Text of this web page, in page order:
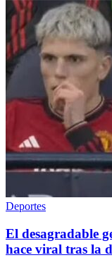
Deportes
El desagradable
hace viral tras la